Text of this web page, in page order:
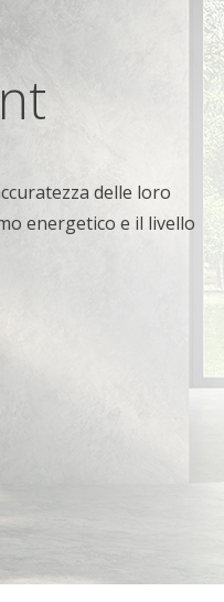
delle loro
energetico e il livello